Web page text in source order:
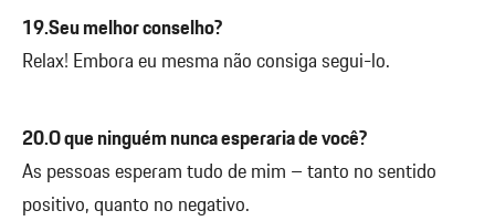
19.Seu melhor conselho?
Relax! Embora eu mesma não consiga segui-lo.
20.O que ninguém nunca esperaria de você?
As pessoas esperam tudo de mim – tanto no sentido
positivo, quanto no negativo.